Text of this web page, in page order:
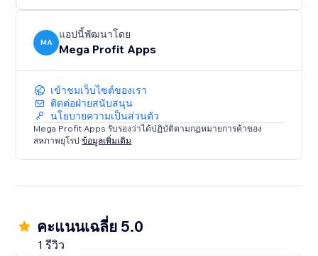
MA
แอปนี้พัฒนาโดย
Mega Profit Apps
เข้าชมเว็บไซต์ของเรา
ติดต่อฝ่ายสนับสนุน
นโยบายความเป็นส่วนตัว
Mega Profit Apps รับรองว่าได้ปฏิบัติตามกฏหมายการค้าของ
สหภาพยุโรปข้อมูลเพิ่มเติม
คะแนนเฉลี่ย 5.0
1 รีวิว